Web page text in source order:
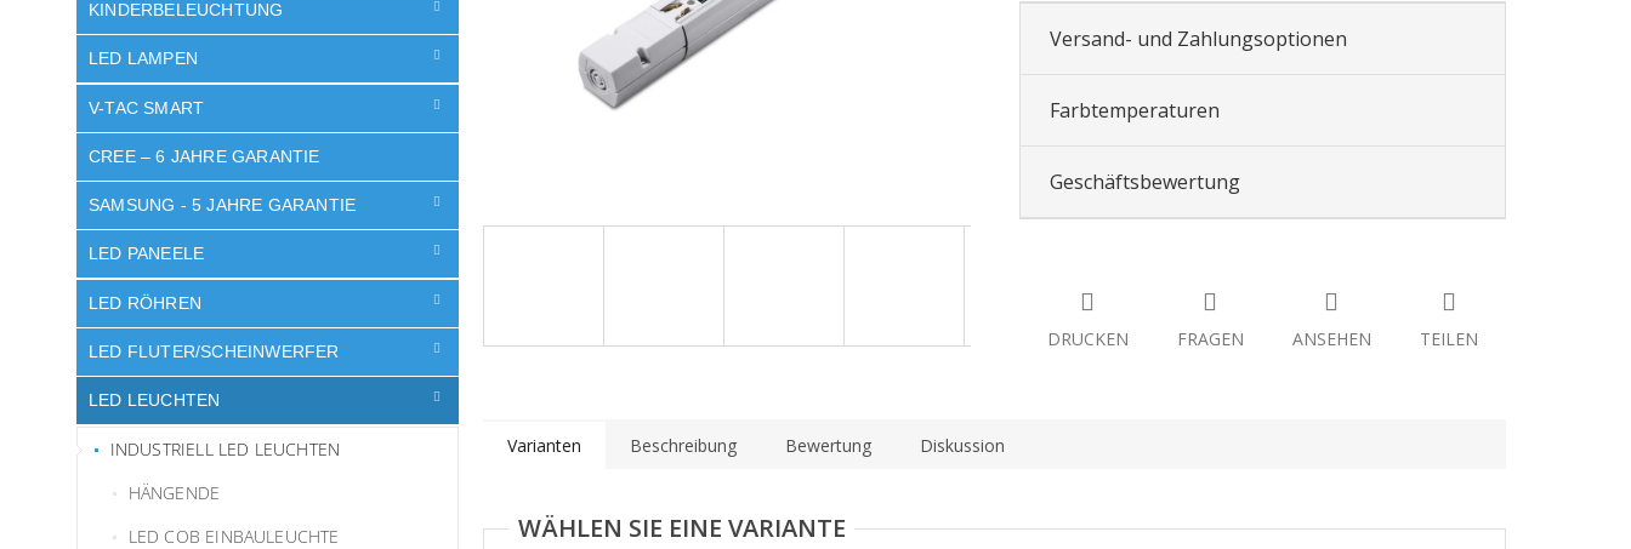
KINDERBELEUCHTUNG
LED LAMPEN
V-TAC SMART
CREE – 6 JAHRE GARANTIE
SAMSUNG - 5 JAHRE GARANTIE
LED PANEELE
LED RÖHREN
LED FLUTER/SCHEINWERFER
LED LEUCHTEN
INDUSTRIELL LED LEUCHTEN
HÄNGENDE
LED COB EINBAULEUCHTE
Versand- und Zahlungsoptionen
Farbtemperaturen
Geschäftsbewertung
DRUCKEN FRAGEN ANSEHEN TEILEN
Varianten Beschreibung Bewertung Diskussion